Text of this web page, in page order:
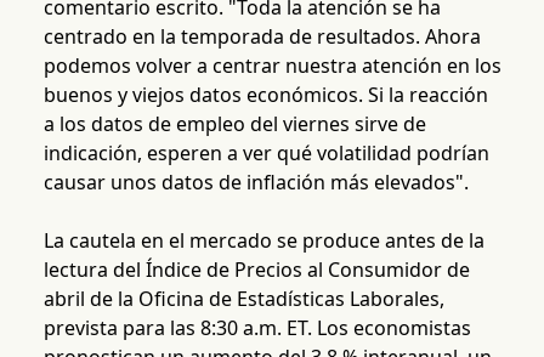
comentario escrito. "Toda la atención se ha
centrado en la temporada de resultados. Ahora
podemos volver a centrar nuestra atención en los
buenos y viejos datos económicos. Si la reacción
a los datos de empleo del viernes sirve de
indicación, esperen a ver qué volatilidad podrían
causar unos datos de inflación más elevados".
La cautela en el mercado se produce antes de la
lectura del Índice de Precios al Consumidor de
abril de la Oficina de Estadísticas Laborales,
prevista para las 8:30 a.m. ET. Los economistas